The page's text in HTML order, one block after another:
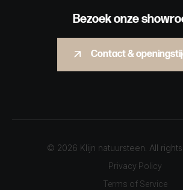
Bezoek onze
Contact &
© 2026 Klijn natuursteen. All
Privacy Policy
Terms of Service